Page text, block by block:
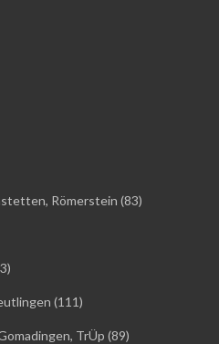
Römerstein (83)
(111)
TrÜp (89)